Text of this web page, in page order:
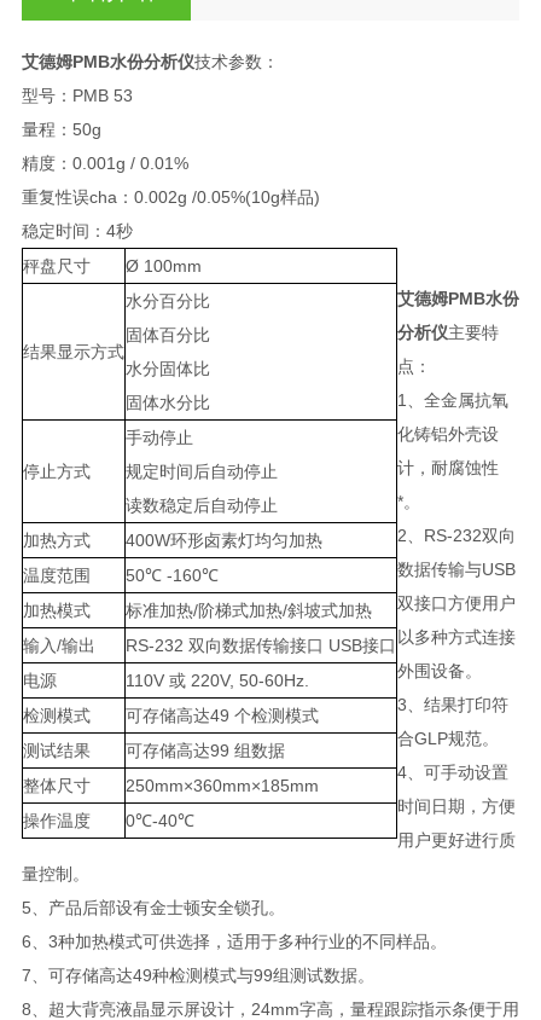
艾德姆PMB水份分析仪技术参数：
型号：PMB 53
量程：50g
精度：0.001g / 0.01%
重复性误cha：0.002g /0.05%(10g样品)
稳定时间：4秒
秤盘尺寸
Ø 100mm
结果显示方式
水分百分比
固体百分比
水分固体比
固体水分比
停止方式
手动停止
规定时间后自动停止
读数稳定后自动停止
加热方式
400W环形卤素灯均匀加热
温度范围
50℃ -160℃
加热模式
标准加热/阶梯式加热/斜坡式加热
输入/输出
RS-232 双向数据传输接口 USB接口
电源
110V 或 220V, 50-60Hz.
检测模式
可存储高达49 个检测模式
测试结果
可存储高达99 组数据
整体尺寸
250mm×360mm×185mm
操作温度
0℃-40℃
艾德姆PMB水份
分析仪主要特
点：
1、全金属抗氧
化铸铝外壳设
计，耐腐蚀性
*。
2、RS-232双向
数据传输与USB
双接口方便用户
以多种方式连接
外围设备。
3、结果打印符
合GLP规范。
4、可手动设置
时间日期，方便
用户更好进行质
量控制。
5、产品后部设有金士顿安全锁孔。
6、3种加热模式可供选择，适用于多种行业的不同样品。
7、可存储高达49种检测模式与99组测试数据。
8、超大背亮液晶显示屏设计，24mm字高，量程跟踪指示条便于用